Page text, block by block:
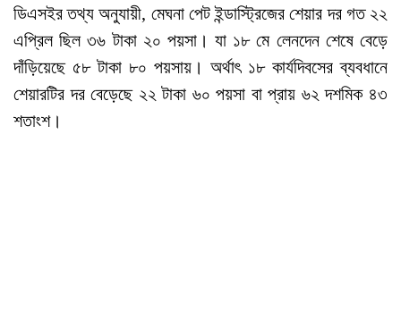
ডিএসইর তথ্য অনুযায়ী, মেঘনা পেট ইন্ডাস্ট্রিজের শেয়ার দর গত ২২
এপ্রিল ছিল ৩৬ টাকা ২০ পয়সা। যা ১৮ মে লেনদেন শেষে বেড়ে
দাঁড়িয়েছে ৫৮ টাকা ৮০ পয়সায়। অর্থাৎ ১৮ কার্যদিবসের ব্যবধানে
শেয়ারটির দর বেড়েছে ২২ টাকা ৬০ পয়সা বা প্রায় ৬২ দশমিক ৪৩
শতাংশ।